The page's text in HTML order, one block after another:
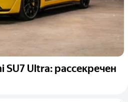
SU7 Ultra: рассекречен